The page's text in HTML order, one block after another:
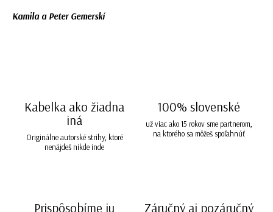
Kamila a Peter Gemerskí
Kabelka ako žiadna
iná
Originálne autorské strihy, ktoré
nenájdeš nikde inde
100% slovenské
už viac ako 15 rokov sme partnerom,
na ktorého sa môžeš spoľahnúť
Prispôsobíme ju
Záručný aj pozáručný